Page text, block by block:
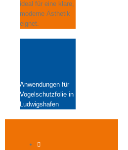
ideal für eine klare,
moderne Ästhetik
eignet.
Anwendungen für
Vogelschutzfolie in
Ludwigshafen